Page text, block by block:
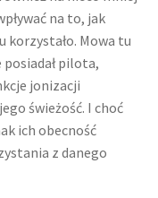
na to, jak
korzystało. Mowa tu
pilota,
jonizacji
świeżość. I choć
ich obecność
z danego